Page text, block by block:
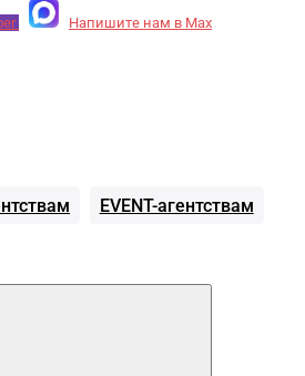
Напишите нам в Max
EVENT-агентствам